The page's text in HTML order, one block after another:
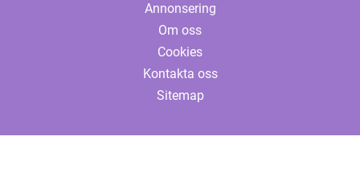
Annonsering
Om oss
Cookies
Kontakta oss
Sitemap